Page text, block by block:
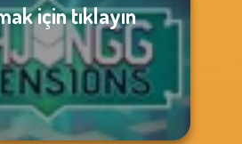
için tıklayın